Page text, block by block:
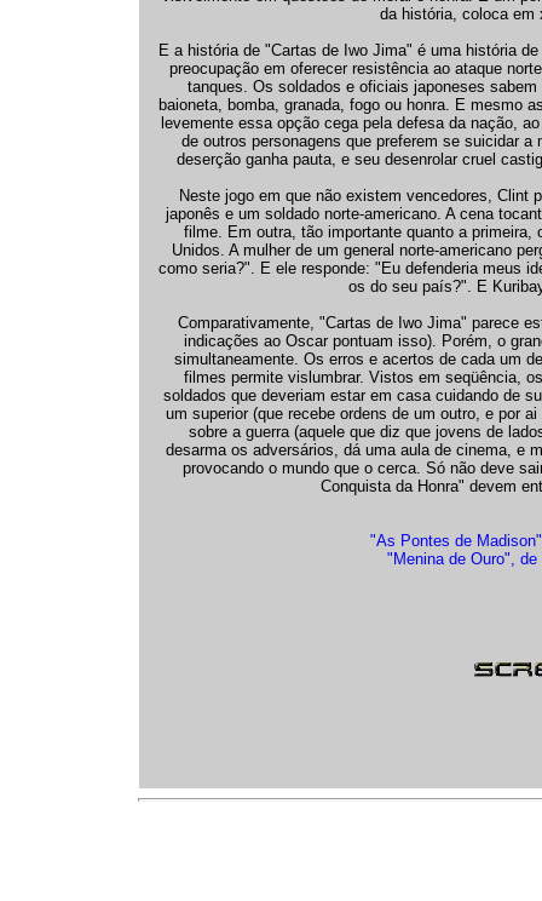
da história, coloca em
E a história de "Cartas de Iwo Jima" é uma história
preocupação em oferecer resistência ao ataque
tanques. Os soldados e oficiais japoneses
baioneta, bomba, granada, fogo ou honra. E mesmo
levemente essa opção cega pela defesa da nação,
de outros personagens que preferem se suicidar
deserção ganha pauta, e seu desenrolar cruel
Neste jogo em que não existem vencedores, Clint
japonês e um soldado norte-americano. A cena
filme. Em outra, tão importante quanto a
Unidos. A mulher de um general norte-americano
como seria?". E ele responde: "Eu defenderia meus
os do seu país?". E
Comparativamente, "Cartas de Iwo Jima" parece
indicações ao Oscar pontuam isso). Porém, o
simultaneamente. Os erros e acertos de cada um
filmes permite vislumbrar. Vistos em seqüência,
soldados que deveriam estar em casa cuidando de
um superior (que recebe ordens de um outro, e por
sobre a guerra (aquele que diz que jovens de
desarma os adversários, dá uma aula de cinema, e
provocando o mundo que o cerca. Só não deve
Conquista da Honra" devem
"As Pontes de
"Menina de Ouro",